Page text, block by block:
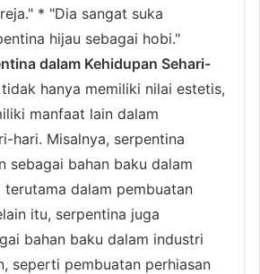
* "Dia sangat suka
hijau sebagai hobi."
dalam Kehidupan Sehari-
hanya memiliki nilai estetis,
manfaat lain dalam
hari. Misalnya, serpentina
sebagai bahan baku dalam
terutama dalam pembuatan
itu, serpentina juga
bahan baku dalam industri
seperti pembuatan perhiasan